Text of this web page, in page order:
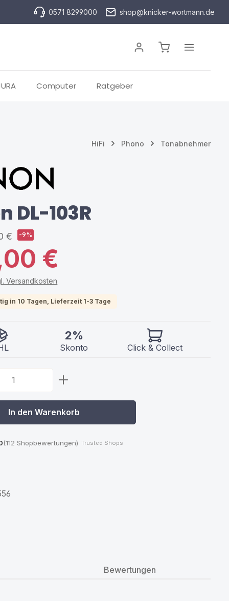
0571 8299000 shop@knicker-wortmann.de
Warenkorb
Computer Ratgeber
HiFi Phono Tonabnehmer
DL-103R
€ -9%
€
Versandkosten
in 10 Tagen, Lieferzeit 1-3 Tage
2%
Skonto Click & Collect
Gib den gewünschten Wert
In den Warenkorb
(112 Shopbewertungen)· Trusted Shops
Bewertungen